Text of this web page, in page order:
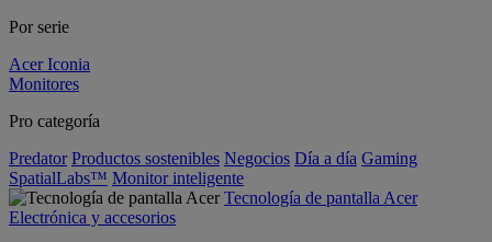
Por serie
Acer Iconia
Monitores
Pro categoría
Predator Productos sostenibles Negocios Día a día Gaming
SpatialLabs™ Monitor inteligente
Tecnología de pantalla Acer
Electrónica y accesorios